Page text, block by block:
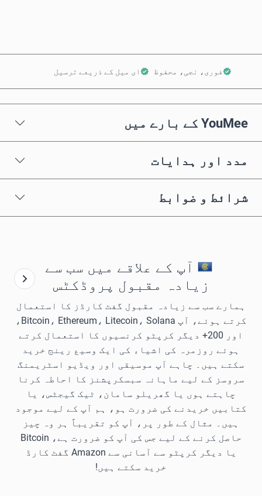
فوری، نجی، محفوظ ای میل کے ذریعے ترسیل
YouMee کے بارے میں
مدد اور ہدایات
شرائط و ضوابط
آپ کے علاقے میں سب سے
زیادہ مقبول پروڈکٹس
ہمارے سب سے زیادہ مقبول گفٹ کارڈز کا استعمال
کرتے ہوئے، آپ Bitcoin، Ethereum، Litecoin، Solana،
اور 200+ دیگر کرپٹو کرنسیوں کا استعمال کرتے
ہوئے روزمرہ کی اشیاء کی ایک وسیع رینج خرید
سکتے ہیں۔ چاہے آپ موسیقی اور ویڈیو اسٹریمنگ
سروسز کے لیے ماہانہ سبسکرپشنز کا احاطہ کرنا
چاہتے ہوں یا گھریلو سامان، ٹیک گیجٹس، یا
کتابیں خریدنے کی ضرورت ہو، ہم آپ کے لیے موجود
ہیں۔ مثال کے طور پر، آپ کو تقریباً ہر وہ چیز
حاصل کرنے کے لیے جس کی آپ کو ضرورت ہے، Bitcoin
یا دیگر کرپٹو سے آسانی سے Amazon گفٹ کارڈ
خرید سکتے ہیں!